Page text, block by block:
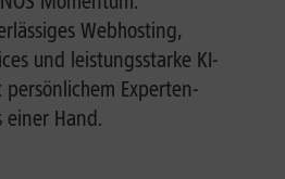
Webhosting,
und leistungsstarke KI-
Experten-
einer Hand.